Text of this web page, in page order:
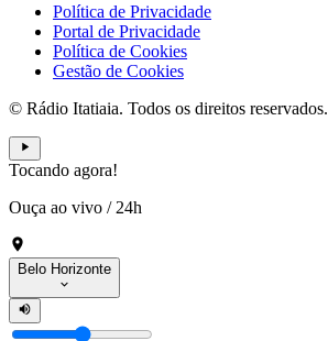
Política de Privacidade
Portal de Privacidade
Política de Cookies
Gestão de Cookies
© Rádio Itatiaia. Todos os direitos reservados.
Tocando agora!
Ouça ao vivo / 24h
Belo Horizonte